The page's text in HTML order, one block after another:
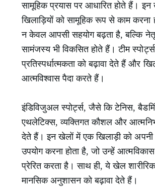
सामूहिक प्रयास पर आधारित होते हैं। इन
खिलाड़ियों को सामूहिक रूप से काम करना
न केवल आपसी सहयोग बढ़ता है, बल्कि
सामंजस्य भी विकसित होते हैं। टीम स्पोर्ट्स
प्रतिस्पर्धात्मकता को बढ़ावा देते हैं और
आत्मविश्वास पैदा करते हैं।
इंडिविजुअल स्पोर्ट्स, जैसे कि टेनिस,
एथलेटिक्स, व्यक्तिगत कौशल और
देते हैं। इन खेलों में एक खिलाड़ी को अपनी
उपयोग करना होता है, जो उन्हें
प्रेरित करता है। साथ ही, ये खेल
मानसिक अनुशासन को बढ़ावा देते हैं।